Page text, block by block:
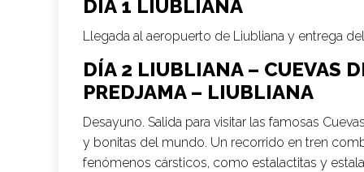
DÍA 1 LIUBLIANA
Llegada al aeropuerto de Liubliana y entrega
DÍA 2 LIUBLIANA – CUEVAS
PREDJAMA – LIUBLIANA
Desayuno. Salida para visitar las famosas
y bonitas del mundo. Un recorrido en tren
fenómenos cársticos, como estalactitas y